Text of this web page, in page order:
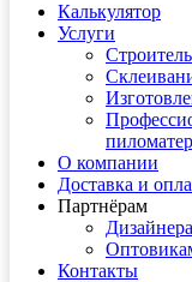
Калькулятор
Услуги
О компании
Доставка и
Партнёрам
Контакты